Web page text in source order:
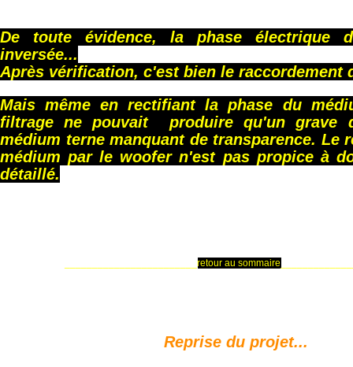
De toute évidence, la phase électrique
inversée...
Après vérification, c'est bien le raccordement
Mais même en rectifiant la phase du
filtrage ne pouvait produire qu'un grave
médium terne manquant de transparence. Le
médium par le woofer n'est pas propice à
détaillé.
________________________retour au sommaire
Reprise du projet...